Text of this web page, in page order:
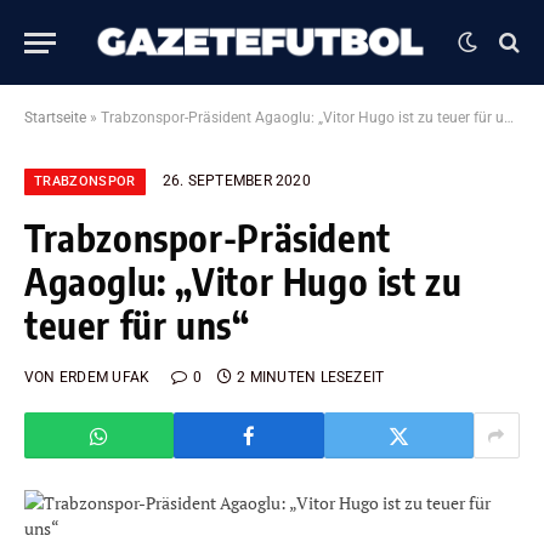
Startseite » Trabzonspor-Präsident Agaoglu: „Vitor Hugo ist zu teuer für uns“
TRABZONSPOR 26. SEPTEMBER 2020
Trabzonspor-Präsident
Agaoglu: „Vitor Hugo ist zu
teuer für uns“
VON ERDEM UFAK 0 2 MINUTEN LESEZEIT